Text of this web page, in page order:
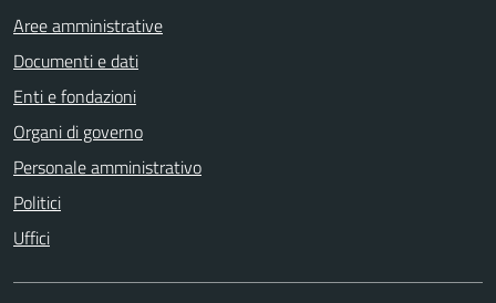
Aree amministrative
Documenti e dati
Enti e fondazioni
Organi di governo
Personale amministrativo
Politici
Uffici